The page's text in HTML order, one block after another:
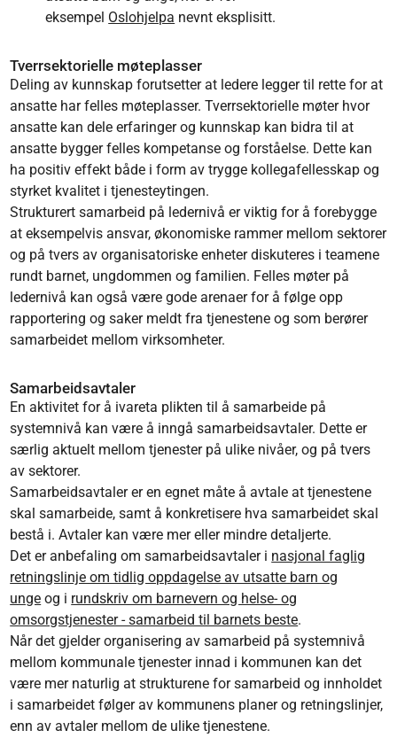
eksempel Oslohjelpa nevnt eksplisitt.
Tverrsektorielle møteplasser
Deling av kunnskap forutsetter at ledere legger til rette for at
ansatte har felles møteplasser. Tverrsektorielle møter hvor
ansatte kan dele erfaringer og kunnskap kan bidra til at
ansatte bygger felles kompetanse og forståelse. Dette kan
ha positiv effekt både i form av trygge kollegafellesskap og
styrket kvalitet i tjenesteytingen.
Strukturert samarbeid på ledernivå er viktig for å forebygge
at eksempelvis ansvar, økonomiske rammer mellom sektorer
og på tvers av organisatoriske enheter diskuteres i teamene
rundt barnet, ungdommen og familien. Felles møter på
ledernivå kan også være gode arenaer for å følge opp
rapportering og saker meldt fra tjenestene og som berører
samarbeidet mellom virksomheter.
Samarbeidsavtaler
En aktivitet for å ivareta plikten til å samarbeide på
systemnivå kan være å inngå samarbeidsavtaler. Dette er
særlig aktuelt mellom tjenester på ulike nivåer, og på tvers
av sektorer.
Samarbeidsavtaler er en egnet måte å avtale at tjenestene
skal samarbeide, samt å konkretisere hva samarbeidet skal
bestå i. Avtaler kan være mer eller mindre detaljerte.
Det er anbefaling om samarbeidsavtaler i nasjonal faglig
retningslinje om tidlig oppdagelse av utsatte barn og
unge og i rundskriv om barnevern og helse- og
omsorgstjenester - samarbeid til barnets beste.
Når det gjelder organisering av samarbeid på systemnivå
mellom kommunale tjenester innad i kommunen kan det
være mer naturlig at strukturene for samarbeid og innholdet
i samarbeidet følger av kommunens planer og retningslinjer,
enn av avtaler mellom de ulike tjenestene.